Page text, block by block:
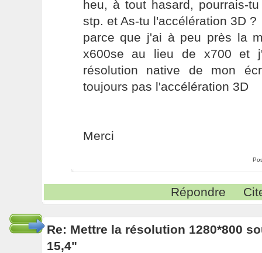
heu, à tout hasard, pourrais-
stp. et As-tu l'accélération 3D ?
parce que j'ai à peu près la
x600se au lieu de x700 et
résolution native de mon
toujours pas l'accélération 3D
Merci
Répondre
Re: Mettre la résolution 1280*800
15,4"